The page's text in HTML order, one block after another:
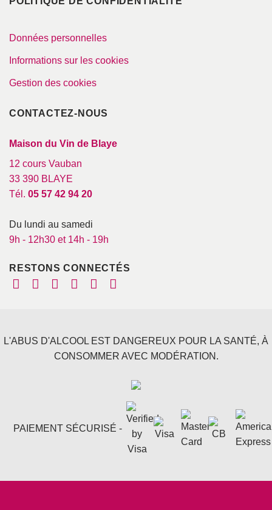
Données personnelles
Informations sur les cookies
Gestion des cookies
CONTACTEZ-NOUS
Maison du Vin de Blaye
12 cours Vauban
33 390 BLAYE
Tél. 05 57 42 94 20
Du lundi au samedi
9h - 12h30 et 14h - 19h
RESTONS CONNECTÉS
L'ABUS D'ALCOOL EST DANGEREUX POUR LA SANTÉ, À
CONSOMMER AVEC MODÉRATION.
PAIEMENT SÉCURISÉ -